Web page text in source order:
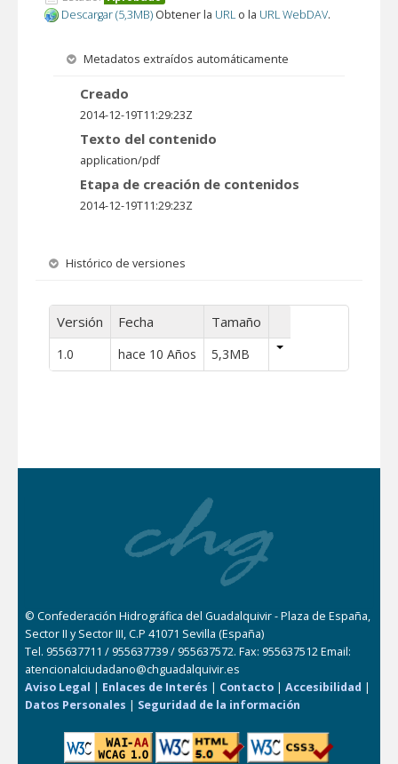
Descargar (5,3MB) Obtener la URL o la URL WebDAV.
Metadatos extraídos automáticamente
Creado
2014-12-19T11:29:23Z
Texto del contenido
application/pdf
Etapa de creación de contenidos
2014-12-19T11:29:23Z
Histórico de versiones
Versión Fecha Tamaño
1.0 hace 10 Años 5,3MB
© Confederación Hidrográfica del Guadalquivir - Plaza de España,
Sector II y Sector III, C.P 41071 Sevilla (España)
Tel. 955637711 / 955637739 / 955637572. Fax: 955637512 Email:
atencionalciudadano@chguadalquivir.es
Aviso Legal | Enlaces de Interés | Contacto |Accesibilidad |
Datos Personales | Seguridad de la información